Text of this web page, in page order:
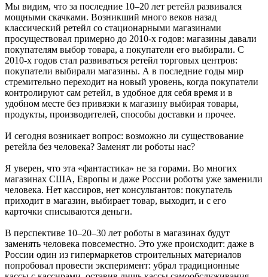
Мы видим, что за последние 10–20 лет ретейл развивался
мощными скачками. Возникший много веков назад
классический ретейл со стационарными магазинами
просуществовал примерно до 2010-х годов: магазины давали
покупателям выбор товара, а покупатели его выбирали. С
2010-х годов стал развиваться ретейл торговых центров:
покупатели выбирали магазины. А в последние годы мир
стремительно переходит на новый уровень, когда покупатели
контролируют сам ретейл, в удобное для себя время и в
удобном месте без привязки к магазину выбирая товары,
продукты, производителей, способы доставки и прочее.
И сегодня возникает вопрос: возможно ли существование
ретейла без человека? Заменят ли роботы нас?
Я уверен, что эта «фантастика» не за горами. Во многих
магазинах США, Европы и даже России роботы уже заменили
человека. Нет кассиров, нет консультантов: покупатель
приходит в магазин, выбирает товар, выходит, и с его
карточки списываются деньги.
В перспективе 10–20–30 лет роботы в магазинах будут
заменять человека повсеместно. Это уже происходит: даже в
России один из гипермаркетов строительных материалов
попробовал провести эксперимент: убрал традиционные